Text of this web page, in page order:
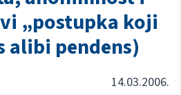
„postupka koji
alibi pendens)
14.03.2006.